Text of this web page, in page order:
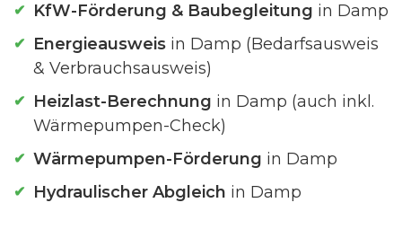
KfW-Förderung & Baubegleitung in Damp
Energieausweis in Damp (Bedarfsausweis
& Verbrauchsausweis)
Heizlast-Berechnung in Damp (auch inkl.
Wärmepumpen-Check)
Wärmepumpen-Förderung in Damp
Hydraulischer Abgleich in Damp